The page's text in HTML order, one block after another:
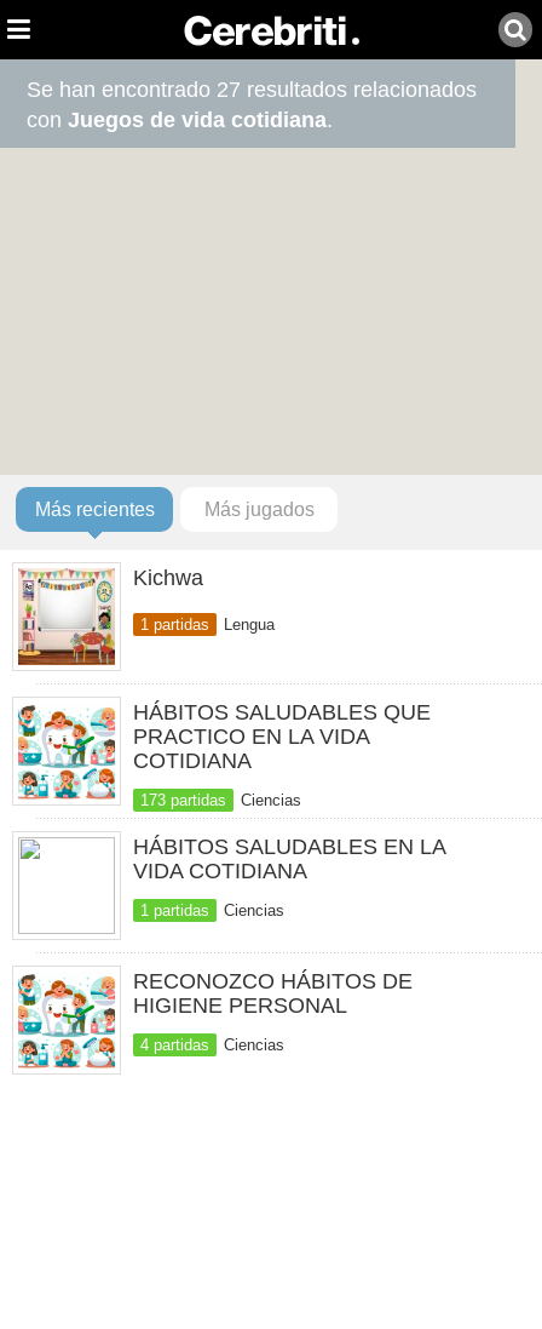
Se han encontrado 27 resultados relacionados
conJuegos de vida cotidiana.
Más recientes Más jugados
Kichwa
1 partidas Lengua
HÁBITOS SALUDABLES QUE
PRACTICO EN LA VIDA
COTIDIANA
173 partidas Ciencias
HÁBITOS SALUDABLES EN LA
VIDA COTIDIANA
1 partidas Ciencias
RECONOZCO HÁBITOS DE
HIGIENE PERSONAL
4 partidas Ciencias